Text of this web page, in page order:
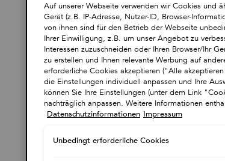
Auf unserer Webseite verwenden wir Cookies und
Gerät (z.B. IP-Adresse, Nutzer-ID, Browser-
von ihnen sind für den Betrieb der Webseite
Ihrer Einwilligung, z.B. um unser Angebot zu
Interessen zuzuschneiden oder Ihren Browser/Ihr
zu erstellen und Ihnen relevante Werbung auf
erforderliche Cookies akzeptieren ("Alle
die Einstellungen individuell anpassen und Ihre
können Sie Ihre Einstellungen (unter dem Link
nachträglich anpassen. Weitere Informationen
Datenschutzinformationen Impressum
Unbedingt erforderliche Cookies